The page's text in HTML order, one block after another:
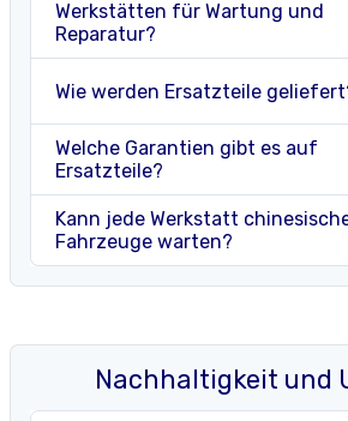
Werkstätten für Wartung und
Reparatur?
Wie werden Ersatzteile
Welche Garantien gibt es auf
Ersatzteile?
Kann jede Werkstatt
Fahrzeuge warten?
Nachhaltigkeit und